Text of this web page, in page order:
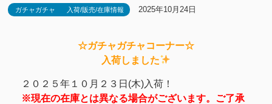
ガチャガチャ 入荷/販売/在庫情報 2025年10月24日
☆ガチャガチャコーナー☆
入荷しました
２０２５年１０月２３日(木)入荷！
※現在の在庫とは異なる場合がございます。ご了承